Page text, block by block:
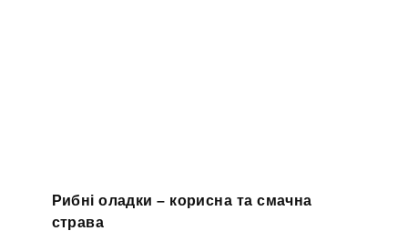
Рибні оладки – корисна та смачна
страва